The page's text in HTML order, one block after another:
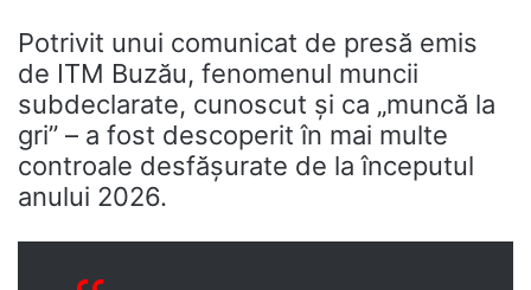
Potrivit unui comunicat de presă emis
de ITM Buzău, fenomenul muncii
subdeclarate, cunoscut și ca „muncă la
gri” – a fost descoperit în mai multe
controale desfășurate de la începutul
anului 2026.